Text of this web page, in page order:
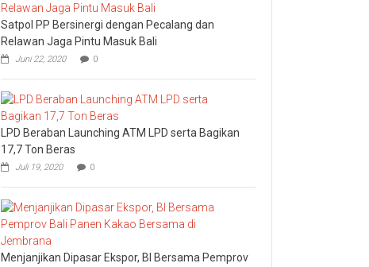
Satpol PP Bersinergi dengan Pecalang dan
Relawan Jaga Pintu Masuk Bali
Juni 22, 2020 0
LPD Beraban Launching ATM LPD serta Bagikan
17,7 Ton Beras
Juli 19, 2020 0
Menjanjikan Dipasar Ekspor, BI Bersama Pemprov